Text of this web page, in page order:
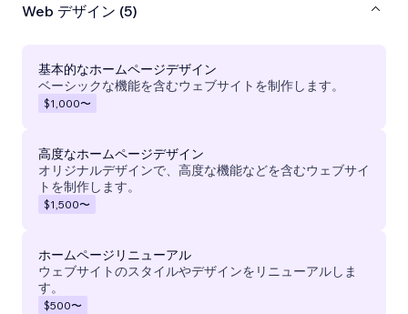
Web デザイン (5)
基本的なホームページデザイン
ベーシックな機能を含むウェブサイトを制作します。
$1,000〜
高度なホームページデザイン
オリジナルデザインで、高度な機能などを含むウェブサイ
トを制作します。
$1,500〜
ホームページリニューアル
ウェブサイトのスタイルやデザインをリニューアルしま
す。
$500〜